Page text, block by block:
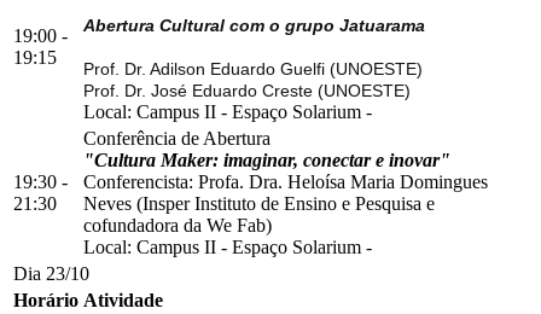
19:00 -
19:15
Abertura Cultural com o grupo Jatuarama
Prof. Dr. Adilson Eduardo Guelfi (UNOESTE)
Prof. Dr. José Eduardo Creste (UNOESTE)
Local: Campus II - Espaço Solarium -
19:30 -
21:30
Conferência de Abertura
"Cultura Maker: imaginar, conectar e inovar"
Conferencista: Profa. Dra. Heloísa Maria Domingues
Neves (Insper Instituto de Ensino e Pesquisa e
cofundadora da We Fab)
Local: Campus II - Espaço Solarium -
Dia 23/10
Horário Atividade